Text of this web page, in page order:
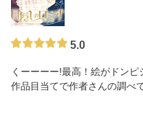
5.0
くーーーー!最高！絵がドン
作品目当てで作者さんの調べ